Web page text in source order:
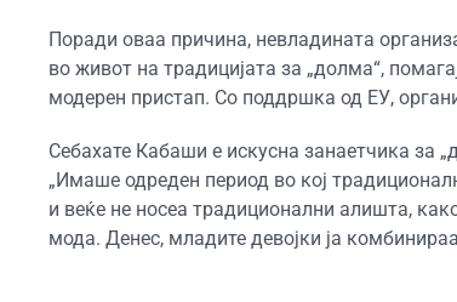
Поради оваа причина, невладината
во живот на традицијата за „долма“,
модерен пристап. Со поддршка од ЕУ,
Себахате Кабаши е искусна занаетчика за
„Имаше одреден период во кој
и веќе не носеа традиционални алишта,
мода. Денес, младите девојки ја